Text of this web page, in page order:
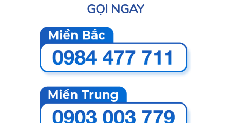
GỌI NGAY